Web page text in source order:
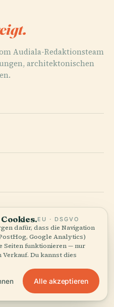
Audiala-Redaktionsteam
architektonischen
Harper & Row
EU · DSGVO
dafür, dass die Navigation
Google Analytics)
Seiten funktionieren — nur
Du kannst dies
Alle akzeptieren